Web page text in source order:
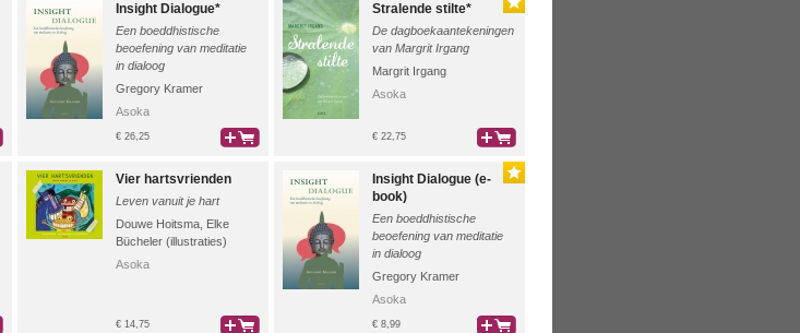
Insight Dialogue*
Een boeddhistische
beoefening van meditatie
in dialoog
Gregory Kramer
Asoka
€ 26,25
Stralende stilte*
De dagboekaantekeningen
van Margrit Irgang
Margrit Irgang
Asoka
€ 22,75
Vier hartsvrienden
Leven vanuit je hart
Douwe Hoitsma Elke
Bücheler (illustraties)
Asoka
€ 14,75
Insight Dialogue (e-
book)
Een boeddhistische
beoefening van meditatie
in dialoog
Gregory Kramer
Asoka
€ 8,99